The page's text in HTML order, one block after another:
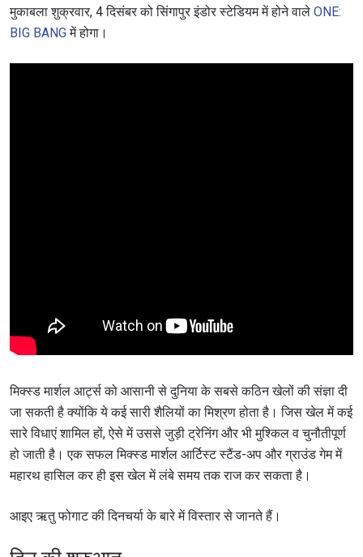
मुकाबला शुक्रवार, 4 दिसंबर को सिंगापुर इंडोर स्टेडियम में होने वाले ONE:
BIG BANGमें होगा।
मिक्स्ड मार्शल आर्ट्स को आसानी से दुनिया के सबसे कठिन खेलों की संज्ञा दी
जा सकती है क्योंकि ये कई सारी शैलियों का मिश्रण होता है। जिस खेल में कई
सारे विधाएं शामिल हों, ऐसे में उससे जुड़ी ट्रेनिंग और भी मुश्किल व चुनौतीपूर्ण
हो जाती है। एक सफल मिक्स्ड मार्शल आर्टिस्ट स्टैंड-अप और ग्राउंड गेम में
महारथ हासिल कर ही इस खेल में लंबे समय तक राज कर सकता है।
आइए ऋतु फोगाट की दिनचर्या के बारे में विस्तार से जानते हैं।